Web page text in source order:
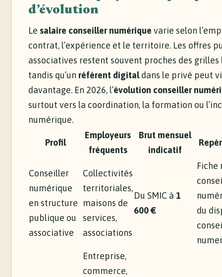
d’évolution
Le salaire conseiller numérique varie selon
contrat, l’expérience et le territoire. Les offres
associatives restent souvent proches des grilles
tandis qu’un référent digitaldans le privé peut
davantage. En 2026, l’évolution conseiller
surtout vers la coordination, la formation ou
numérique.
Profil
Employeurs
fréquents
Brut mensuel
indicatif
Conseiller
numérique
en structure
publique ou
associative
Collectivités
territoriales,
maisons de
services,
associations
Du SMIC à 1
600 €
Fiche
du
Entreprise,
commerce,